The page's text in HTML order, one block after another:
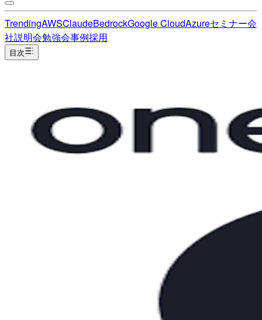
TrendingAWSClaudeBedrockGoogle CloudAzureセミナー会
社説明会勉強会事例採用
目次